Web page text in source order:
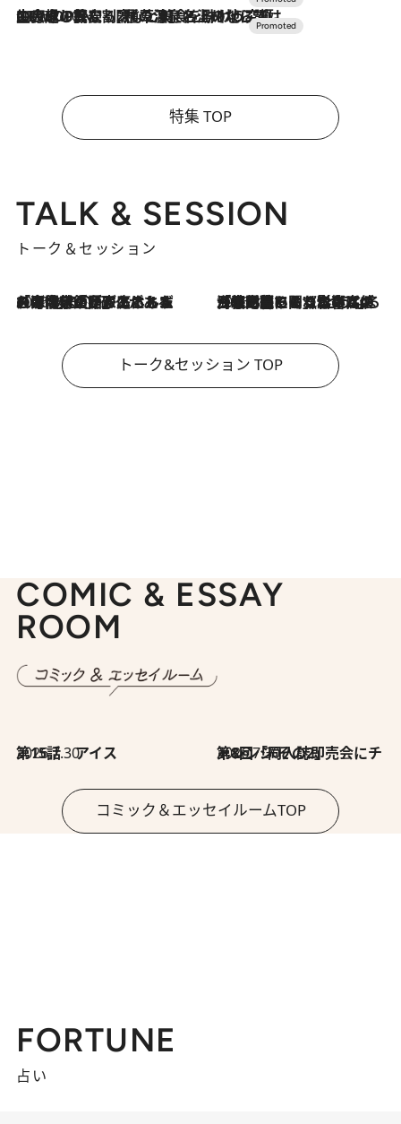
2026.7.10
NEW OPEN！【界 草津】名湯の地に誕生。趣の異なる2種の温泉と上州ならではの会席・蕎麦割烹など美食を味わう究極の癒やし旅
特集 TOP
TALK & SESSION
トーク＆セッション
2026.8.3
「今後値上げがあるとすれば…」「リスクがあるのは今年の冬」エネルギー専門家が語る、ホルムズ海峡封鎖が家庭にもたらす“ある心配” 2026.8.3
「住宅建てられない…」「サーチャージ料の高値が続いている」ホルムズ海峡封鎖による影響はいつまで続く？《エネルギー専門家に聞く“どうなる日本の暮らし”》
トーク&セッション TOP
COMIC & ESSAY
ROOM
2026.7.30
第15話 アイス 2026.7.30
第8回「同人誌即売会にチャレンジ その2」
コミック＆エッセイルームTOP
FORTUNE
占い